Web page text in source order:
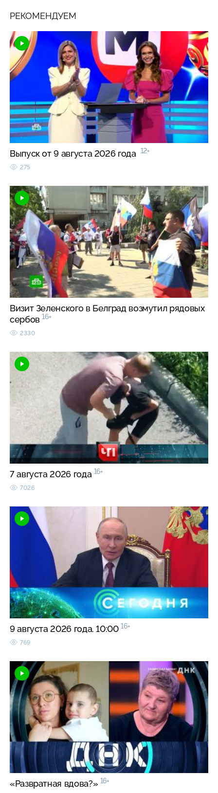
РЕКОМЕНДУЕМ
Выпуск от 9 августа 2026 года 12+
275
Визит Зеленского в Белград возмутил рядовых
сербов 16+
2330
7 августа 2026 года 16+
7026
9 августа 2026 года. 10:00 16+
769
«Развратная вдова?» 16+